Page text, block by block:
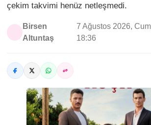
çekim takvimi henüz netleşmedi.
Birsen
Altuntaş
7 Ağustos 2026,
18:36